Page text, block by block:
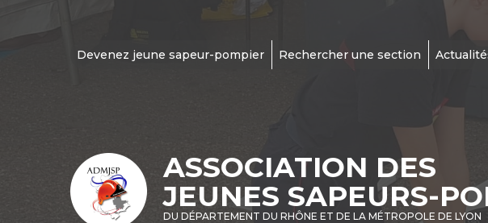
Devenez jeune sapeur-pompier Rechercher une section
ASSOCIATION DES
JEUNES SAPEURS-
DU DÉPARTEMENT DU RHÔNE ET DE LA MÉTROPOLE DE LYON